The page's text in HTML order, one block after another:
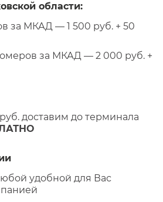
области:
за МКАД — 1 500 руб. + 50
за МКАД — 2 000 руб. +
доставим до терминала
удобной для Вас